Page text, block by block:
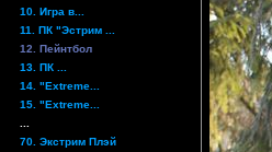
10. Игра в...
11. ПК "Эстрим ...
12. Пейнтбол
13. ПК ...
14. "Extreme...
15. "Extreme...
70. Экстрим Плэй